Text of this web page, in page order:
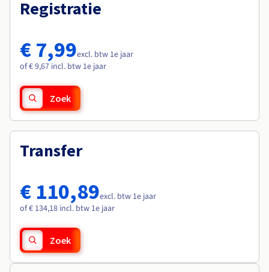
Tarieven
Roadmap & Changelog
Monitoring
Roadmap & Changelog
Roadmap & Changelog
Roadmap & Changelog
Roadmap & Changelog
Registratie
€ 7,99excl. btw 1e jaar
of € 9,67 incl. btw 1e jaar
Zoek
Transfer
€ 110,89excl. btw 1e jaar
of € 134,18 incl. btw 1e jaar
Zoek